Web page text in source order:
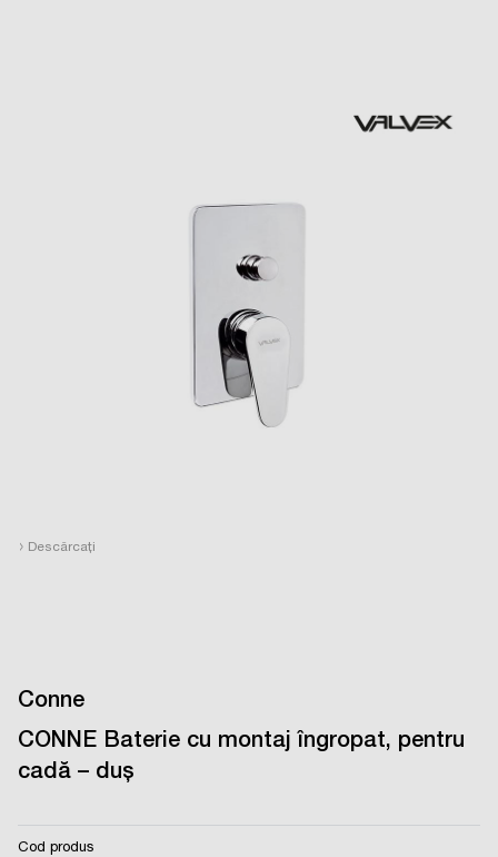
› Descărcați
Conne
CONNE Baterie cu montaj îngropat, pentru
cadă – duș
Cod produs